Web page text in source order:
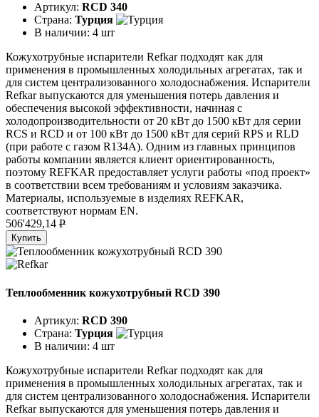
Артикул: RCD 340
Страна: Турция
В наличии: 4 шт
Кожухотрубные испарители Refkar подходят как для
применения в промышленных холодильных агрегатах, так и
для систем централизованного холодоснабжения. Испарители
Refkar выпускаются для уменьшения потерь давления и
обеспечения высокой эффективности, начиная с
холодопроизводительности от 20 кВт до 1500 кВт для серии
RCS и RCD и от 100 кВт до 1500 кВт для серий RPS и RLD
(при работе с газом R134A). Одним из главных принципов
работы компании является клиент ориентированность,
поэтому REFKAR предоставляет услуги работы «под проект»
в соответствии всем требованиям и условиям заказчика.
Материалы, используемые в изделиях REFKAR,
соответствуют нормам EN.
506'429,14 P
Купить
Теплообменник кожухотрубный RCD 390
Артикул: RCD 390
Страна: Турция
В наличии: 4 шт
Кожухотрубные испарители Refkar подходят как для
применения в промышленных холодильных агрегатах, так и
для систем централизованного холодоснабжения. Испарители
Refkar выпускаются для уменьшения потерь давления и